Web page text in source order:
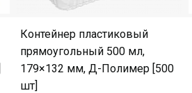
Контейнер пластиковый
прямоугольный 500 мл,
179×132 мм, Д-Полимер [500
шт]